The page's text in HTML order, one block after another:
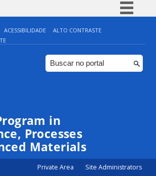
Simplifique!
Comunica BR
Participe
ACESSIBILIDADE
ALTO CONTRASTE
in
Processes
Materials
Private Area Site Administrators